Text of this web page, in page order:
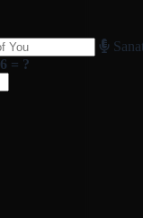
= ?